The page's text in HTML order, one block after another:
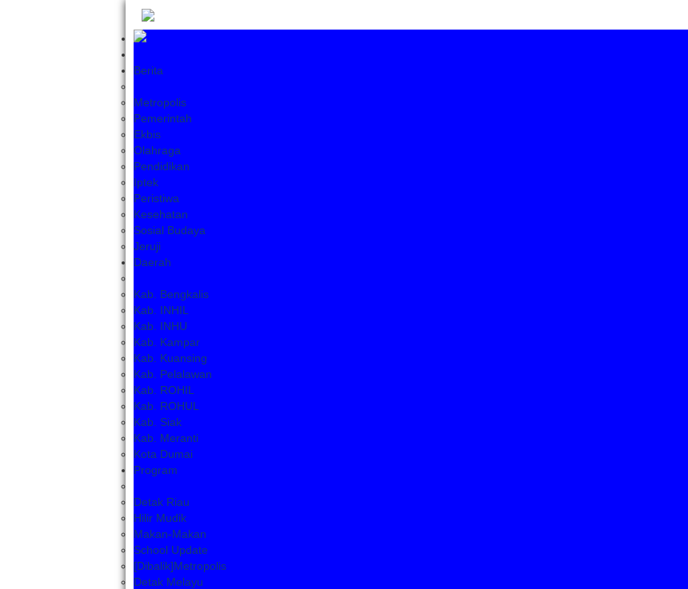
Berita
Metropolis
Pemerintah
Ekbis
Olahraga
Pendidikan
Iptek
Peristiwa
Kesehatan
Sosial Budaya
Jeruji
Daerah
Kab. Bengkalis
Kab. INHIL
Kab. INHU
Kab. Kampar
Kab. Kuansing
Kab. Pelalawan
Kab. ROHIL
Kab. ROHUL
Kab. Siak
Kab. Meranti
Kota Dumai
Program
Detak Riau
Hilir Mudik
Makan-Makan
School Update
[Dibalik]Metropolis
Detak Melayu